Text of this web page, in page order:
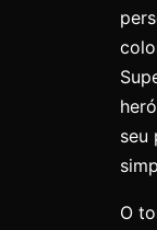
seu
O